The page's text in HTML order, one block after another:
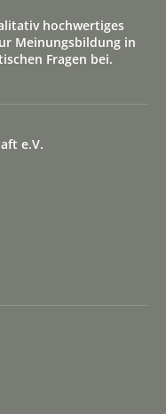
hoch­wertiges
Meinungs­bildung in
Fragen bei.
e.V.